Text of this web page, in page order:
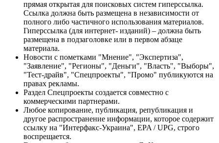
прямая открытая для поисковых систем гиперссылка.
Ссылка должна быть размещена в независимости от
полного либо частичного использования материалов.
Гиперссылка (для интернет- изданий) – должна быть
размещена в подзаголовке или в первом абзаце
материала.
Новости с пометками "Мнение", "Экспертиза",
"Заявление", "Регионы", "Деньги", "Власть", "Выборы",
"Тест-драйв", "Спецпроекты", "Промо" публикуются на
правах рекламы.
Раздел Спецпроекты создается совместно с
коммерческими партнерами.
Любое копирование, публикация, републикация и
другое распространение информации, которое содержит
ссылку на "Интерфакс-Украина", EPA / UPG, строго
воспрещается.